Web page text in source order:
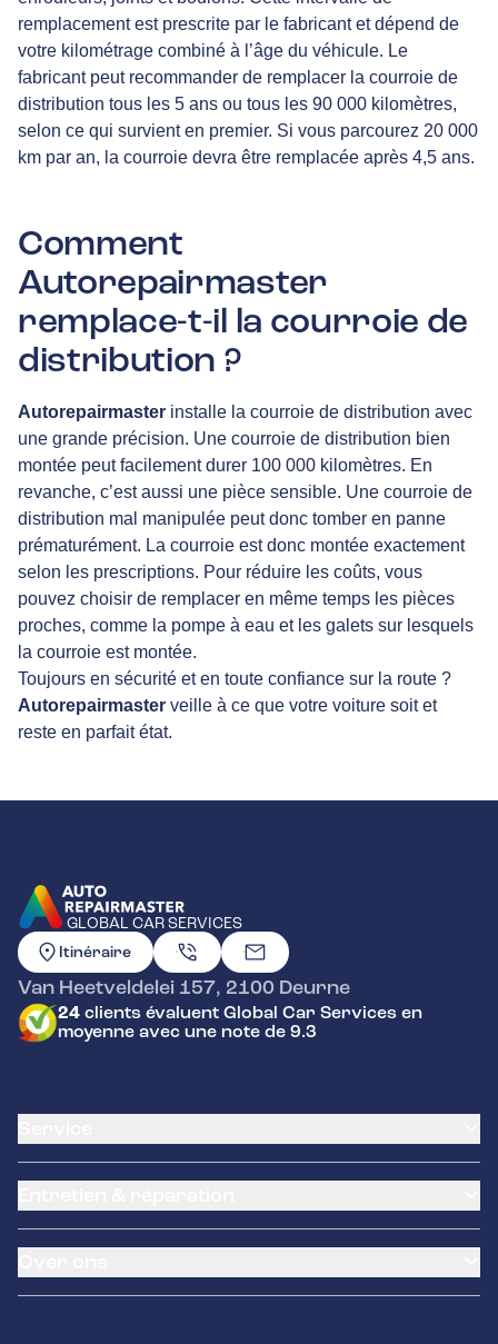
remplacement est prescrite par le fabricant et dépend de
votre kilométrage combiné à l’âge du véhicule. Le
fabricant peut recommander de remplacer la courroie de
distribution tous les 5 ans ou tous les 90 000 kilomètres,
selon ce qui survient en premier. Si vous parcourez 20 000
km par an, la courroie devra être remplacée après 4,5 ans.
Comment
Autorepairmaster
remplace-t-il la courroie de
distribution ?
Autorepairmaster installe la courroie de distribution avec
une grande précision. Une courroie de distribution bien
montée peut facilement durer 100 000 kilomètres. En
revanche, c’est aussi une pièce sensible. Une courroie de
distribution mal manipulée peut donc tomber en panne
prématurément. La courroie est donc montée exactement
selon les prescriptions. Pour réduire les coûts, vous
pouvez choisir de remplacer en même temps les pièces
proches, comme la pompe à eau et les galets sur lesquels
la courroie est montée.
Toujours en sécurité et en toute confiance sur la route ?
Autorepairmaster veille à ce que votre voiture soit et
reste en parfait état.
GLOBAL CAR SERVICES
ALLER À LA PAGE D'ACCUEIL
Itinéraire
Van Heetveldelei 157, 2100 Deurne
24 clients évaluent Global Car Services en
moyenne avec une note de 9.3
Assistance routière
Service des pneus
Petit entretien